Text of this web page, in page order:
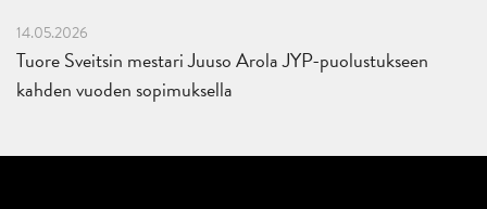
14.05.2026
Tuore Sveitsin mestari Juuso Arola JYP-puolustukseen
kahden vuoden sopimuksella